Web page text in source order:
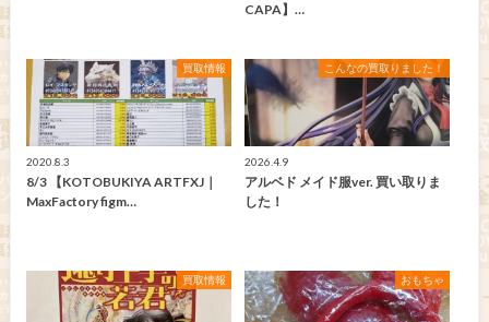
CAPA】…
買取情報
2020.8.3
8/3 【KOTOBUKIYA ARTFXJ｜
MaxFactory figm…
こんなの買取りました！
2026.4.9
アルベド メイド服ver. 買い取りま
した！
買取情報 おもちゃ